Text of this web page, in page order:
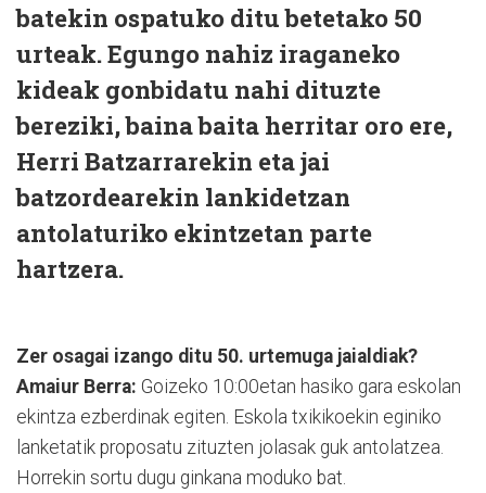
batekin ospatuko ditu betetako 50
urteak. Egungo nahiz iraganeko
kideak gonbidatu nahi dituzte
bereziki, baina baita herritar oro ere,
Herri Batzarrarekin eta jai
batzordearekin lankidetzan
antolaturiko ekintzetan parte
hartzera.
Zer osagai izango ditu 50. urtemuga jaialdiak?
Amaiur Berra: Goizeko 10:00etan hasiko gara eskolan
ekintza ezberdinak egiten. Eskola txikikoekin eginiko
lanketatik proposatu zituzten jolasak guk antolatzea.
Horrekin sortu dugu ginkana moduko bat.